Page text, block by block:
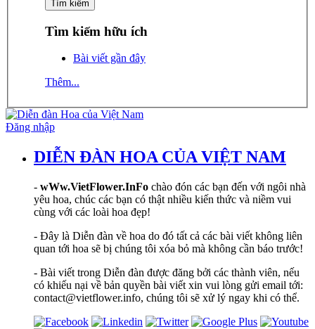
Tìm kiếm hữu ích
Bài viết gần đây
Thêm...
Đăng nhập
DIỄN ĐÀN HOA CỦA VIỆT NAM
- wWw.VietFlower.InFo chào đón các bạn đến với ngôi nhà
yêu hoa, chúc các bạn có thật nhiều kiến thức và niềm vui
cùng với các loài hoa đẹp!
- Đây là Diễn đàn về hoa do đó tất cả các bài viết không liên
quan tới hoa sẽ bị chúng tôi xóa bỏ mà không cần báo trước!
- Bài viết trong Diễn đàn được đăng bởi các thành viên, nếu
có khiếu nại về bản quyền bài viết xin vui lòng gửi email tới:
contact@vietflower.info, chúng tôi sẽ xử lý ngay khi có thể.